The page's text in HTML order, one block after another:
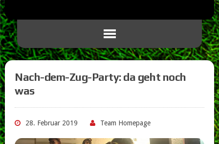
Nach-dem-Zug-Party: da geht noch
was
28. Februar 2019 Team Homepage